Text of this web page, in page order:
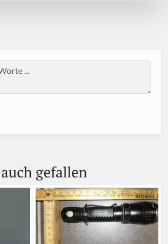
gefallen